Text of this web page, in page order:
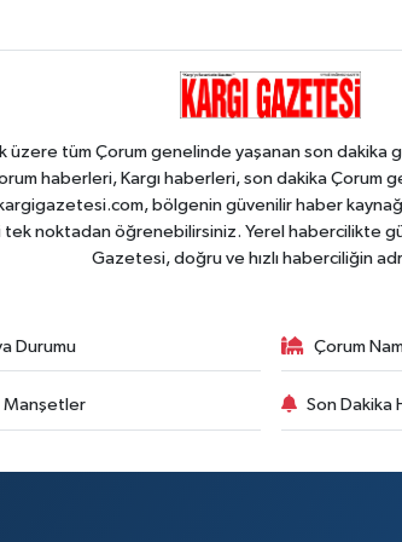
üzere tüm Çorum genelinde yaşanan son dakika
haberleri, Kargı haberleri, son dakika
bölgenin güvenilir haber
noktadan öğrenebilirsiniz. Yerel habercilikte
Gazetesi, doğru ve hızlı haberciliğin
Durumu Çorum
Manşetler Son Dakika